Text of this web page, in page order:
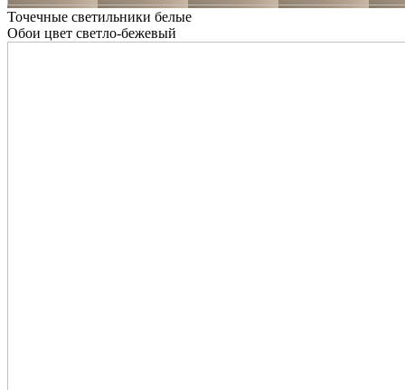
Точечные светильники белые
Обои цвет светло-бежевый